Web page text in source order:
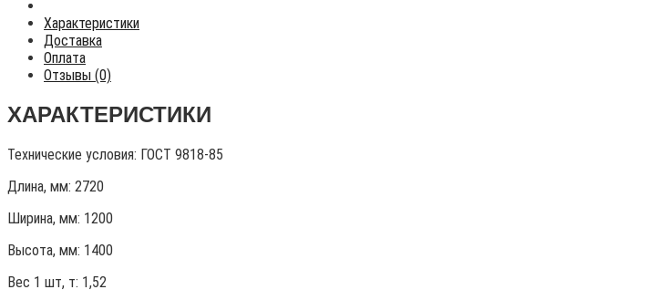
Характеристики
Доставка
Оплата
Отзывы (0)
ХАРАКТЕРИСТИКИ
Технические условия: ГОСТ 9818-85
Длина, мм: 2720
Ширина, мм: 1200
Высота, мм: 1400
Вес 1 шт, т: 1,52